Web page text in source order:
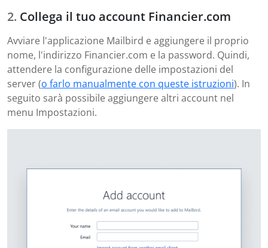
Collega il tuo account Financier.com
Avviare l'applicazione Mailbird e aggiungere il proprio
nome, l'indirizzo Financier.com e la password. Quindi,
attendere la configurazione delle impostazioni del
server (o farlo manualmente con queste istruzioni). In
seguito sarà possibile aggiungere altri account nel
menu Impostazioni.